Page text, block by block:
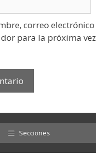
correo electrónico
para la próxima
Secciones